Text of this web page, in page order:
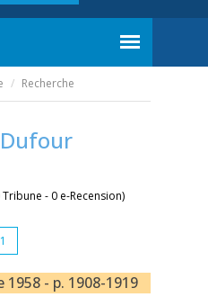
Recherche
- 0 e-Recension)
1
1958 - p. 1908-1919